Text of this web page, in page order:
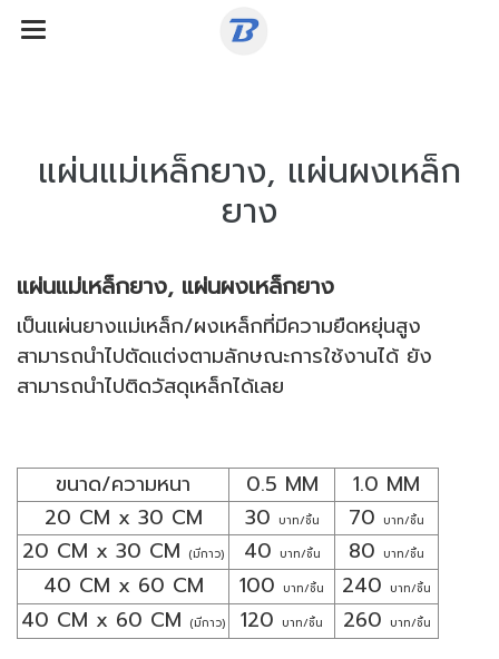
แผ่นแม่เหล็กยาง, แผ่นผงเหล็ก
ยาง
แผ่นแม่เหล็กยาง, แผ่นผงเหล็กยาง
เป็นแผ่นยางแม่เหล็ก/ผงเหล็กที่มีความยืดหยุ่นสูง
สามารถนำไปตัดแต่งตามลักษณะการใช้งานได้ ยัง
สามารถนำไปติดวัสดุเหล็กได้เลย
ขนาด/ความหนา 0.5 MM
1.0 MM
20 CM x 30 CM
30 บาท/ชิ้น 70 บาท/ชิ้น
20 CM x 30 CM (มีกาว) 40 บาท/ชิ้น 80 บาท/ชิ้น
40 CM x 60 CM 100 บาท/ชิ้น 240 บาท/ชิ้น
40 CM x 60 CM (มีกาว) 120 บาท/ชิ้น 260 บาท/ชิ้น